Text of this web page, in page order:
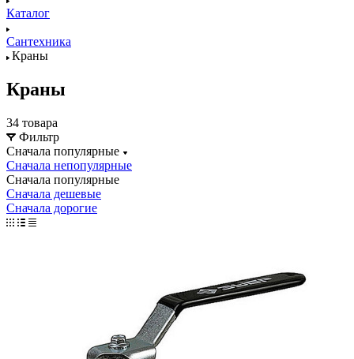
Каталог
Сантехника
Краны
Краны
34 товара
Фильтр
Сначала популярные
Сначала непопулярные
Сначала популярные
Сначала дешевые
Сначала дорогие